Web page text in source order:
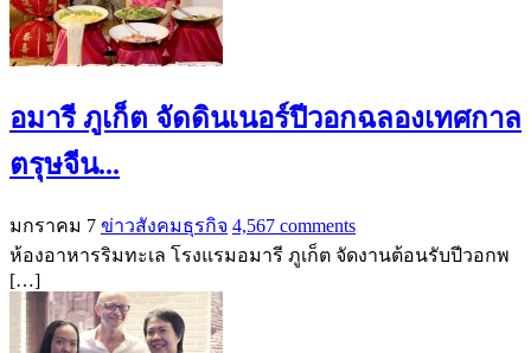
อมารี ภูเก็ต จัดดินเนอร์ปีวอกฉลองเทศกาล
ตรุษจีน...
มกราคม 7 ข่าวสังคมธุรกิจ 4,567 comments
ห้องอาหารริมทะเล โรงแรมอมารี ภูเก็ต จัดงานต้อนรับปีวอกพ
[…]